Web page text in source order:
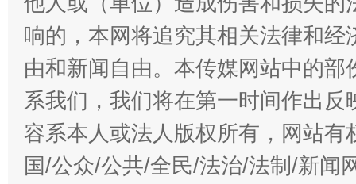
“刷贴”乱象丛生
生
响的，本网将追究其相关法律和
由和新闻自由。本传媒网站中的
系我们，我们将在第一时间作出
容系本人或法人版权所有，网站
国/公众/公共/全民/法治/法制/新闻